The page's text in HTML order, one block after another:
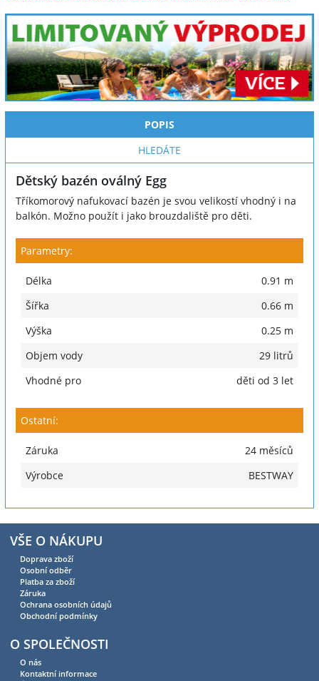
POPIS
HLEDÁTE
Dětský bazén oválný Egg
Tříkomorový nafukovací bazén je svou velikostí vhodný i na
balkón. Možno použít i jako brouzdaliště pro děti.
Parametry:
Délka
0.91 m
Šířka
0.66 m
Výška
0.25 m
Objem vody
29 litrů
Vhodné pro
děti od 3 let
Ostatní:
Záruka
24 měsíců
Výrobce
BESTWAY
VŠE O NÁKUPU
Doprava zboží
Osobní odběr
Platba za zboží
Záruka
Ochrana osobních údajů
Obchodní podmínky
O SPOLEČNOSTI
O nás
Kontaktní informace